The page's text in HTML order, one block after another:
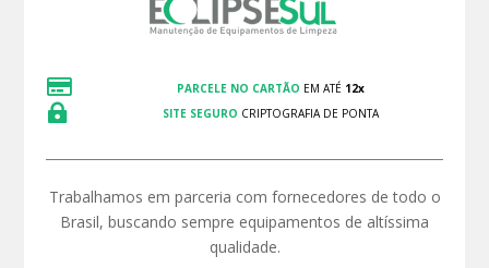
 PARCELE NO CARTÃO EM ATÉ 12x
 SITE SEGURO CRIPTOGRAFIA DE PONTA
Trabalhamos em parceria com fornecedores de todo o
Brasil, buscando sempre equipamentos de altíssima
qualidade.